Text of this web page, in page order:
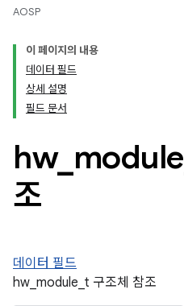
AOSP
이 페이지의 내용
데이터 필드
상세 설명
필드 문서
hw_ module
조
데이터 필드
hw_module_t 구조체 참조